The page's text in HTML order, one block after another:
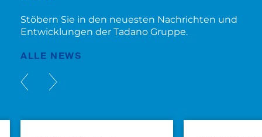
Stöbern Sie in den neuesten Nachrichten und
Entwicklungen der Tadano Gruppe.
ALLE NEWS